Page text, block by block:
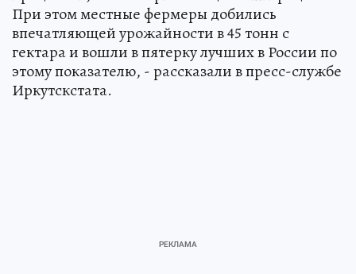
При этом местные фермеры добились
впечатляющей урожайности в 45 тонн с
гектара и вошли в пятерку лучших в России по
этому показателю, - рассказали в пресс-службе
Иркутскстата.